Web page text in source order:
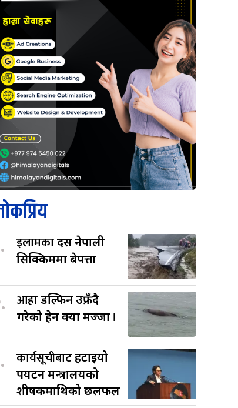
इलामकादस नेपाली
सिक्किममा बेपत्ता
आहाडल्फिन उफ्रँदै
गरेको हेर्न क्या मज्जा !
कार्यसूचीबाटहटाइयो
पर्यटन मन्त्रालयको
शीर्षकमाथिको छलफल